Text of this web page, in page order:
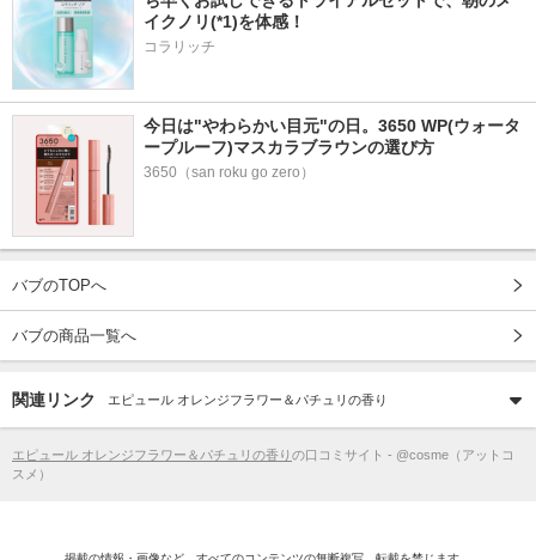
イクノリ(*1)を体感！
コラリッチ
今日は"やわらかい目元"の日。3650 WP(ウォータ
ープルーフ)マスカラブラウンの選び方
3650（san roku go zero）
バブのTOPへ
バブの商品一覧へ
関連リンク エピュール オレンジフラワー＆パチュリの香り
エピュール オレンジフラワー＆パチュリの香り の口コミサイト - @cosme（アットコ
スメ）